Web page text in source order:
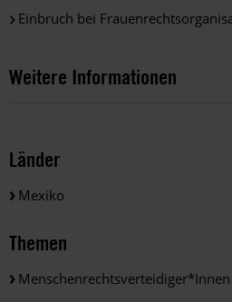
Einbruch bei
Weitere Informationen
Länder
Mexiko
Themen
Menschenrechtsverteidiger*innen